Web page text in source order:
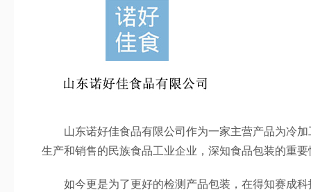
山东诺好佳食品有限公司作为一家主营产品为冷加
生产和销售的民族食品工业企业，深知食品包装的重
如今更是为了更好的检测产品包装，在得知赛成科